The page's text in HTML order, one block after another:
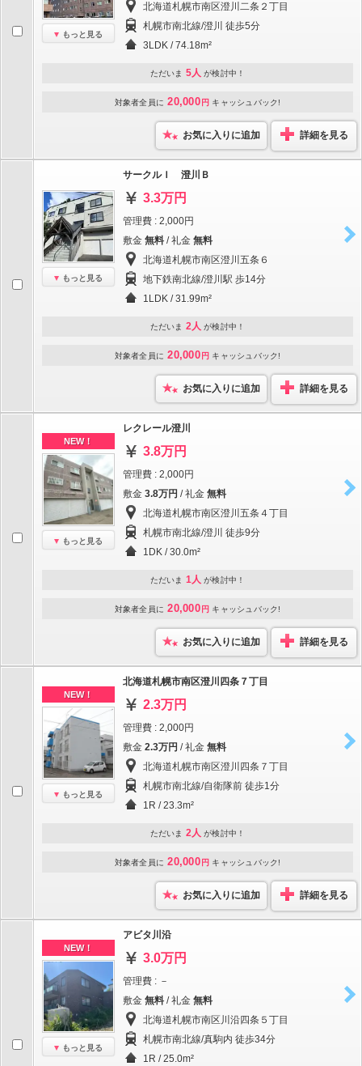
もっと見る
北海道札幌市南区澄川二条２丁目
札幌市南北線/澄川 徒歩5分
3LDK / 74.18m²
ただいま 5人 が検討中！
対象者全員に 20,000 円 キャッシュバック!
お気に入りに追加 詳細を見る
もっと見る
サークルＩ 澄川Ｂ
3.3万円
管理費 : 2,000円
敷金 無料 / 礼金 無料
北海道札幌市南区澄川五条６
地下鉄南北線/澄川駅 歩14分
1LDK / 31.99m²
ただいま 2人 が検討中！
対象者全員に 20,000 円 キャッシュバック!
お気に入りに追加 詳細を見る
NEW！
もっと見る
レクレール澄川
3.8万円
管理費 : 2,000円
敷金 3.8万円 / 礼金 無料
北海道札幌市南区澄川五条４丁目
札幌市南北線/澄川 徒歩9分
1DK / 30.0m²
ただいま 1人 が検討中！
対象者全員に 20,000 円 キャッシュバック!
お気に入りに追加 詳細を見る
NEW！
もっと見る
北海道札幌市南区澄川四条７丁目
2.3万円
管理費 : 2,000円
敷金 2.3万円 / 礼金 無料
北海道札幌市南区澄川四条７丁目
札幌市南北線/自衛隊前 徒歩1分
1R / 23.3m²
ただいま 2人 が検討中！
対象者全員に 20,000 円 キャッシュバック!
お気に入りに追加 詳細を見る
NEW！
もっと見る
アビタ川沿
3.0万円
管理費 : －
敷金 無料 / 礼金 無料
北海道札幌市南区川沿四条５丁目
札幌市南北線/真駒内 徒歩34分
1R / 25.0m²